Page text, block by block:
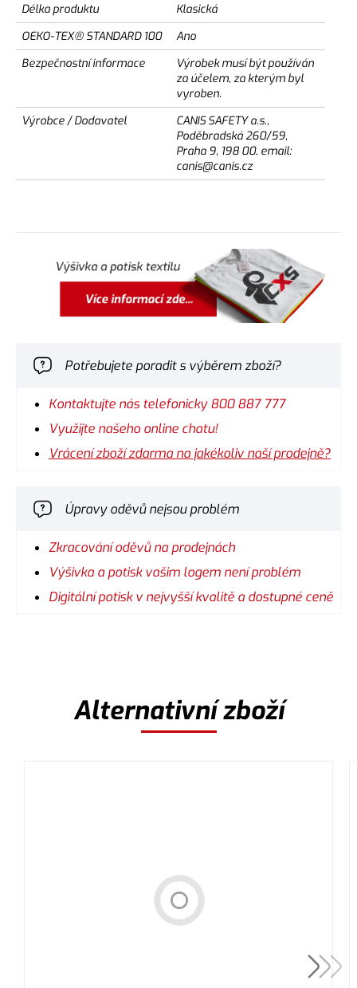
Délka produktu
Klasická
OEKO-TEX® STANDARD 100
Ano
Bezpečnostní informace
Výrobek musí být používán
za účelem, za kterým byl
vyroben.
Výrobce / Dodavatel
CANIS SAFETY a.s.,
Poděbradská 260/59,
Praha 9, 198 00, email:
canis@canis.cz
Potřebujete poradit s výběrem zboží?
Kontaktujte nás telefonicky 800 887 777
Využijte našeho online chatu!
Vrácení zboží zdarma na jakékoliv naší prodejně?
Úpravy oděvů nejsou problém
Zkracování oděvů na prodejnách
Výšivka a potisk vašim logem není problém
Digitální potisk v nejvyšší kvalitě a dostupné ceně
Alternativní zboží